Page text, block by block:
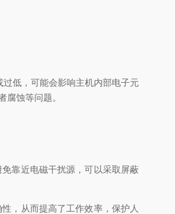
低，可能会影响主机内部电子元
蚀等问题。
靠近电磁干扰源，可以采取屏蔽
，从而提高了工作效率，保护人